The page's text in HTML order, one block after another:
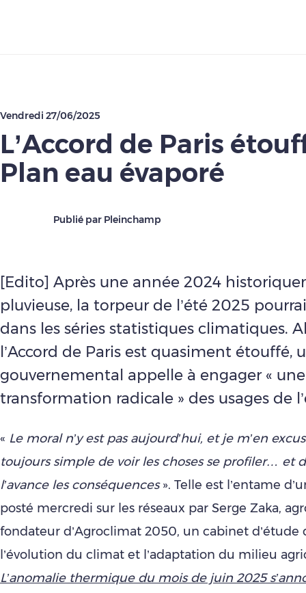
Vendredi 27/06/2025
L’Accord de Paris
Plan eau évaporé
Publié par Pleinchamp
[Edito] Après une année 2024
pluvieuse, la torpeur de l’été 2025
dans les séries statistiques climatiques.
l’Accord de Paris est quasiment étouffé,
gouvernemental appelle à engager « une
transformation radicale » des usages de
« Le moral n’y est pas aujourd’hui, et je m’en
toujours simple de voir les choses se profiler… et
l’avance les conséquences». Telle est l’entame
posté mercredi sur les réseaux par Serge Zaka,
fondateur d’Agroclimat 2050, un cabinet d’étude
l’évolution du climat et l’adaptation du milieu
L’anomalie thermique du mois de juin 2025